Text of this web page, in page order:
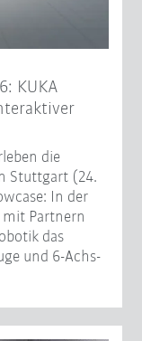
KUKA
die
Stuttgart (24.
In der
mit Partnern
das
und 6-Achs-